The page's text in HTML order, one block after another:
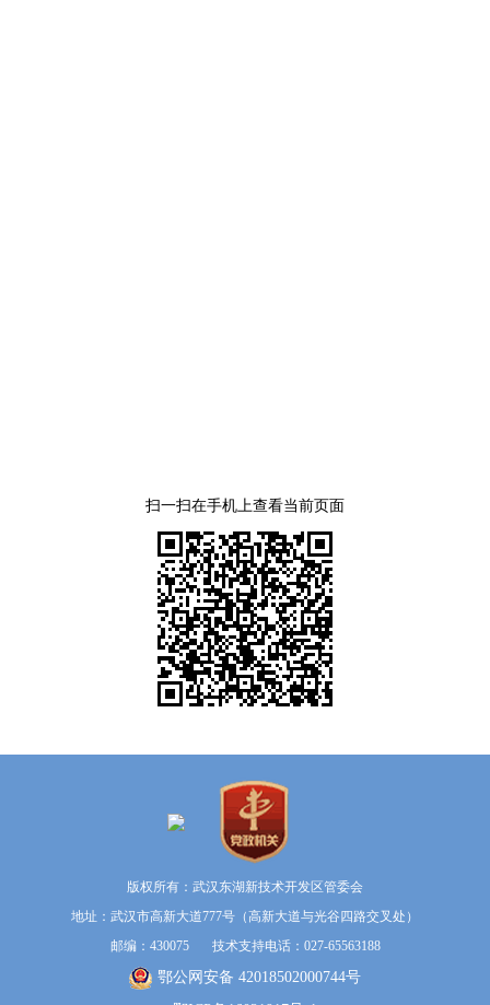
扫一扫在手机上查看当前页面
版权所有：武汉东湖新技术开发区管委会
地址：武汉市高新大道777号（高新大道与光谷四路交叉处）
邮编：430075 技术支持电话：027-65563188
鄂公网安备 42018502000744号